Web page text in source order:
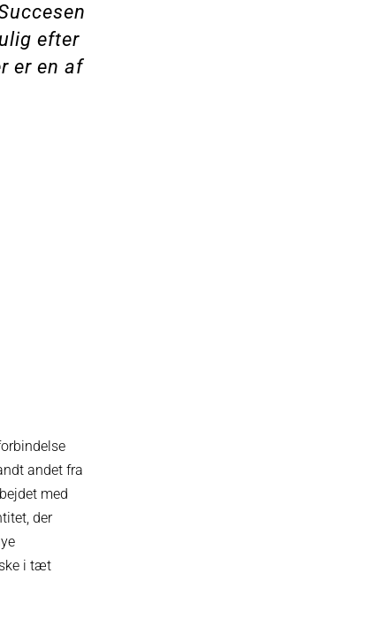
efter
er en af
andet fra
med
der
i tæt